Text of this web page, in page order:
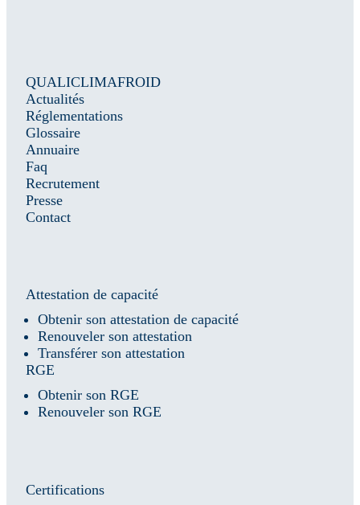
QUALICLIMAFROID
Actualités
Réglementations
Glossaire
Annuaire
Faq
Recrutement
Presse
Contact
Attestation de capacité
Obtenir son attestation de capacité
Renouveler son attestation
Transférer son attestation
RGE
Obtenir son RGE
Renouveler son RGE
Certifications